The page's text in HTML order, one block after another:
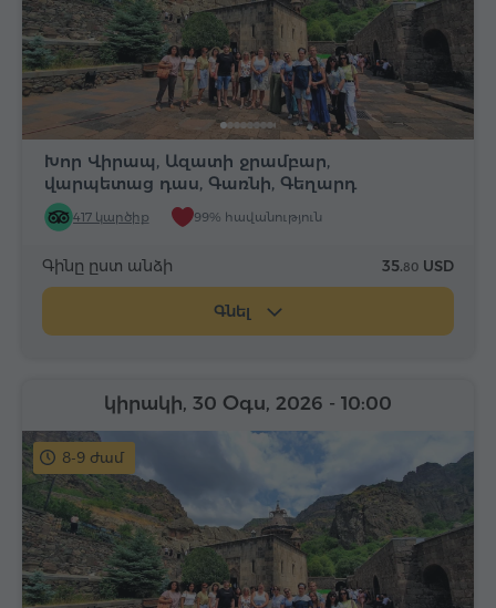
Խոր Վիրապ, Ազատի ջրամբար,
վարպետաց դաս, Գառնի, Գեղարդ
417 կարծիք 99% հավանություն
Գինը ըստ անձի 35.80 USD
Գնել
8-9 ժամ
կիրակի, 30 Օգս, 2026 - 10:00